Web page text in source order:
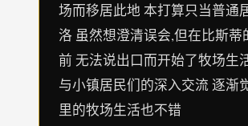
场而移居此地 本打算只当普通
洛 虽然想澄清误会,但在比斯蒂
前 无法说出口而开始了牧场生
与小镇居民们的深入交流 逐渐
里的牧场生活也不错